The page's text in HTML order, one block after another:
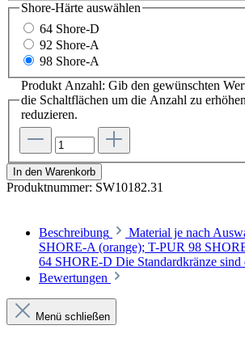
Shore-Härte auswählen
64 Shore-D
92 Shore-A
98 Shore-A
Produkt Anzahl: Gib den gewünschten
die Schaltflächen um die Anzahl zu
reduzieren.
In den Warenkorb
Produktnummer: SW10182.31
Beschreibung
Material je nach
SHORE-A (orange); T-PUR 98
64 SHORE-D Die Standardkränze
Bewertungen
Menü schließen